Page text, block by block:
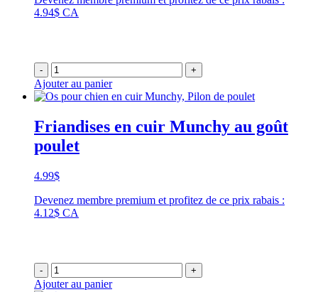
4.94$ CA
- +
Ajouter au panier
Friandises en cuir Munchy au goût
poulet
4.99$
Devenez membre premium et profitez de ce prix rabais :
4.12$ CA
- +
Ajouter au panier